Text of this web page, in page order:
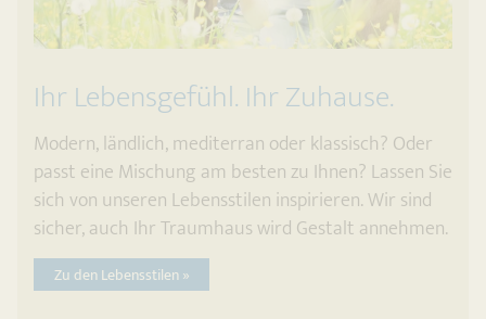
Ihr Lebensgefühl. Ihr Zuhause.
Modern, ländlich, mediterran oder klassisch? Oder
passt eine Mischung am besten zu Ihnen? Lassen Sie
sich von unseren Lebensstilen inspirieren. Wir sind
sicher, auch Ihr Traumhaus wird Gestalt annehmen.
Zu den Lebensstilen »